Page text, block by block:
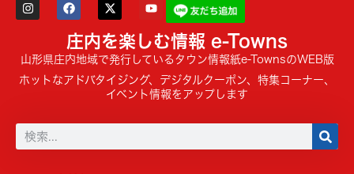
庄内を楽しむ情報 e-Towns
山形県庄内地域で発行しているタウン情報紙e-TownsのWEB版
ホットなアドバタイジング、デジタルクーポン、特集コーナー、
イベント情報をアップします